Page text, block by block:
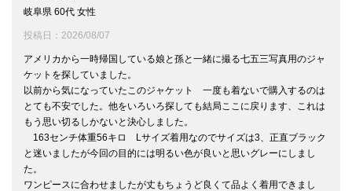
岐阜県 60代 女性
投稿日 2026/08/07
アメリカから一時帰国している娘と孫と一緒に撮る七五三写真用のジャ
ケットを探していました。
以前から気になっていたこのジャケット　一度も着ないで購入するのは
とても不安でした。他をいろいろ探しても結局ここに戻ります、これは
もう思い切るしかないと決心しました。
163センチ体重56キロ　Lサイズ着用なのでサイズは3、正直ブラック
と迷いましたが今回の目的には明るい色が良いと思いグレーにしまし
た。
ワンピースに合わせましたが丈もちょうど良くて品よく着用できまし